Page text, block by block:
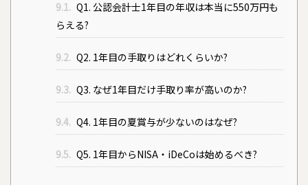
9.1. Q1. 公認会計士1年目の年収は本当に550万円も
らえる?
9.2. Q2. 1年目の手取りはどれくらいか?
9.3. Q3. なぜ1年目だけ手取り率が高いのか?
9.4. Q4. 1年目の夏賞与が少ないのはなぜ?
9.5. Q5. 1年目からNISA・iDeCoは始めるべき?